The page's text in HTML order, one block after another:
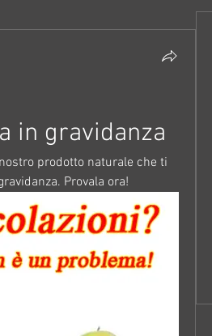
in gravidanza
prodotto naturale che ti
Provala ora!